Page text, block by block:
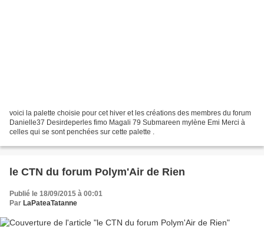
voici la palette choisie pour cet hiver et les créations des membres du forum
Danielle37 Desirdeperles fimo Magali 79 Submareen mylène Emi Merci à
celles qui se sont penchées sur cette palette .
le CTN du forum Polym'Air de Rien
Publié le 18/09/2015 à 00:01
Par LaPateaTatanne